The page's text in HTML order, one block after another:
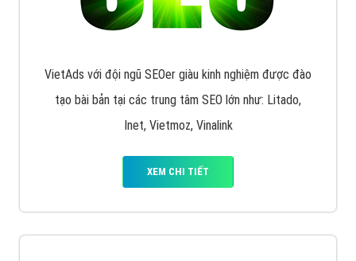
VietAds với đội ngũ SEOer giàu kinh nghiệm được đào
tạo bài bản tại các trung tâm SEO lớn như: Litado,
Inet, Vietmoz, Vinalink
XEM CHI TIẾT